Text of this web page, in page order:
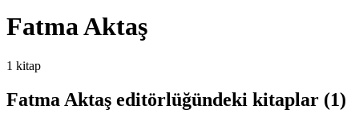
Fatma Aktaş
1 kitap
Fatma Aktaş editörlüğündeki kitaplar (1)